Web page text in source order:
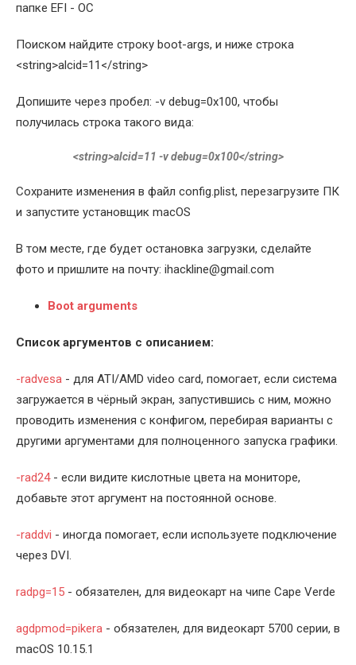
папке EFI - OC
Поиском найдите строку boot-args, и ниже строка
<string>alcid=11</string>
Допишите через пробел: -v debug=0x100, чтобы
получилась строка такого вида:
<string>alcid=11 -v debug=0x100</string>
Сохраните изменения в файл config.plist, перезагрузите ПК
и запустите установщик macOS
В том месте, где будет остановка загрузки, сделайте
фото и пришлите на почту: ihackline@gmail.com
Boot arguments
Список аргументов с описанием:
-radvesa - для ATI/AMD video card, помогает, если система
загружается в чёрный экран, запустившись с ним, можно
проводить изменения с конфигом, перебирая варианты с
другими аргументами для полноценного запуска графики.
-rad24- если видите кислотные цвета на мониторе,
добавьте этот аргумент на постоянной основе.
-raddvi - иногда помогает, если используете подключение
через DVI.
radpg=15 - обязателен, для видеокарт на чипе Cape Verde
agdpmod=pikera - обязателен, для видеокарт 5700 серии, в
macOS 10.15.1